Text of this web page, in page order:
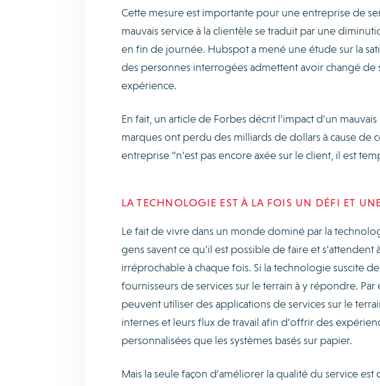
Cette mesure est importante pour une entreprise de
mauvais service à la clientèle se traduit par une
en fin de journée. Hubspot a mené une étude sur la
des personnes interrogées admettent avoir changé de
expérience.
En fait, un article de Forbes décrit l’impact d’un
marques ont perdu des milliards de dollars à cause de
entreprise “n’est pas encore axée sur le client, il est
LA TECHNOLOGIE EST À LA FOIS UN DÉFI ET
Le fait de vivre dans un monde dominé par la
gens savent ce qu’il est possible de faire et
irréprochable à chaque fois. Si la technologie suscite
fournisseurs de services sur le terrain à y répondre.
peuvent utiliser des applications de services sur le
internes et leurs flux de travail afin d’offrir des
personnalisées que les systèmes basés sur papier.
Mais la seule façon d’améliorer la qualité du service